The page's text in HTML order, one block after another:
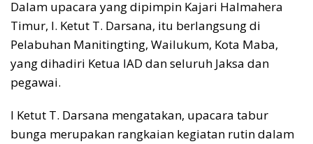
Dalam upacara yang dipimpin Kajari Halmahera
Timur, I. Ketut T. Darsana, itu berlangsung di
Pelabuhan Manitingting, Wailukum, Kota Maba,
yang dihadiri Ketua IAD dan seluruh Jaksa dan
pegawai.
I Ketut T. Darsana mengatakan, upacara tabur
bunga merupakan rangkaian kegiatan rutin dalam